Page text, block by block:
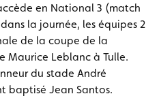
en National 3 (match
la journée, les équipes 2
de la coupe de la
Maurice Leblanc à Tulle.
du stade André
baptisé Jean Santos.